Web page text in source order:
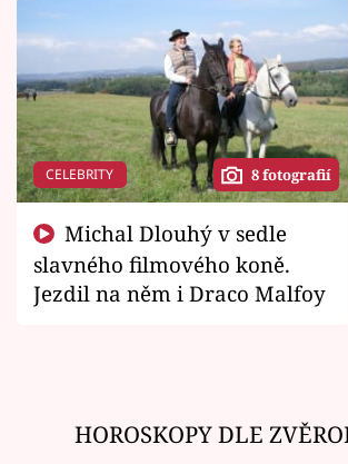
CELEBRITY 8 fotografií
slavného filmového koně.
Jezdil na něm i Draco Malfoy
HOROSKOPY DLE